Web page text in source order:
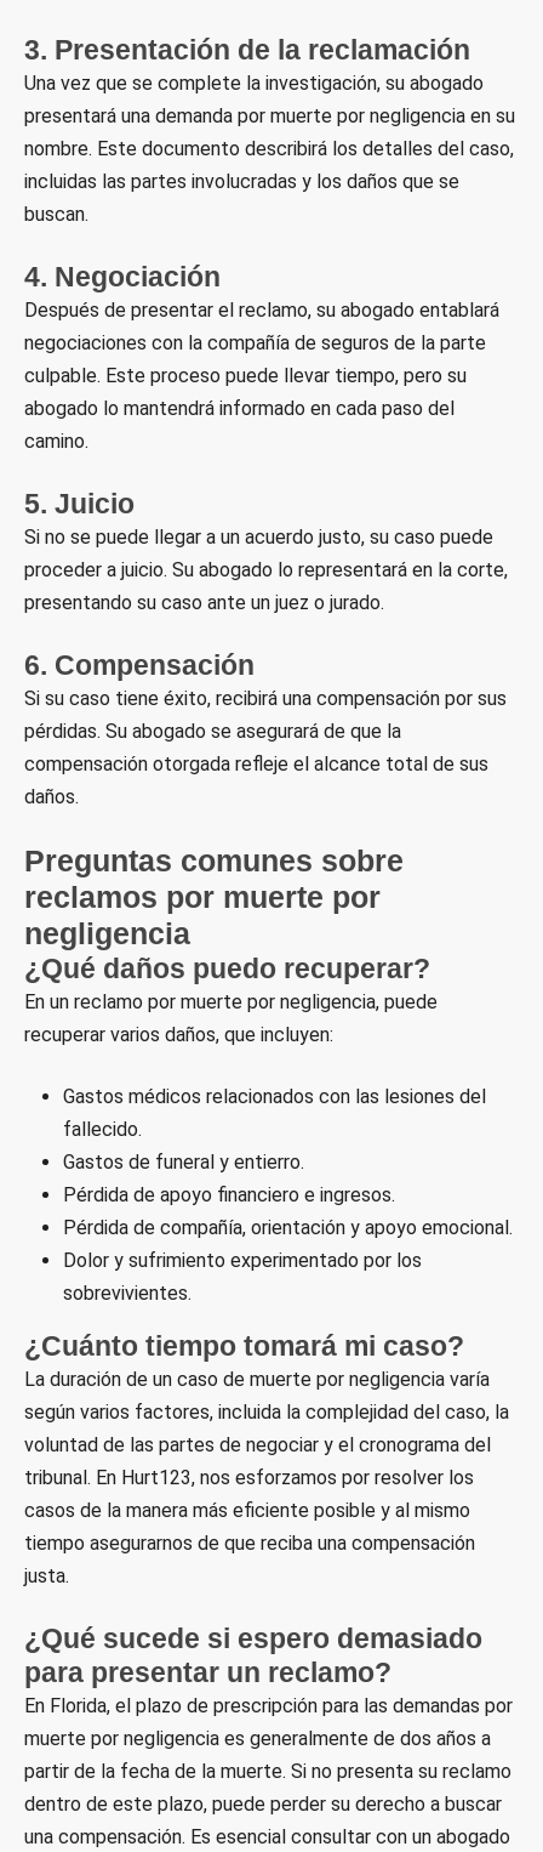
3. Presentación de la reclamación
Una vez que se complete la investigación, su abogado
presentará una demanda por muerte por negligencia en su
nombre. Este documento describirá los detalles del caso,
incluidas las partes involucradas y los daños que se
buscan.
4. Negociación
Después de presentar el reclamo, su abogado entablará
negociaciones con la compañía de seguros de la parte
culpable. Este proceso puede llevar tiempo, pero su
abogado lo mantendrá informado en cada paso del
camino.
5. Juicio
Si no se puede llegar a un acuerdo justo, su caso puede
proceder a juicio. Su abogado lo representará en la corte,
presentando su caso ante un juez o jurado.
6. Compensación
Si su caso tiene éxito, recibirá una compensación por sus
pérdidas. Su abogado se asegurará de que la
compensación otorgada refleje el alcance total de sus
daños.
Preguntas comunes sobre
reclamos por muerte por
negligencia
¿Qué daños puedo recuperar?
En un reclamo por muerte por negligencia, puede
recuperar varios daños, que incluyen:
Gastos médicos relacionados con las lesiones del
fallecido.
Gastos de funeral y entierro.
Pérdida de apoyo financiero e ingresos.
Pérdida de compañía, orientación y apoyo emocional.
Dolor y sufrimiento experimentado por los
sobrevivientes.
¿Cuánto tiempo tomará mi caso?
La duración de un caso de muerte por negligencia varía
según varios factores, incluida la complejidad del caso, la
voluntad de las partes de negociar y el cronograma del
tribunal. En Hurt123, nos esforzamos por resolver los
casos de la manera más eficiente posible y al mismo
tiempo asegurarnos de que reciba una compensación
justa.
¿Qué sucede si espero demasiado
para presentar un reclamo?
En Florida, el plazo de prescripción para las demandas por
muerte por negligencia es generalmente de dos años a
partir de la fecha de la muerte. Si no presenta su reclamo
dentro de este plazo, puede perder su derecho a buscar
una compensación. Es esencial consultar con un abogado